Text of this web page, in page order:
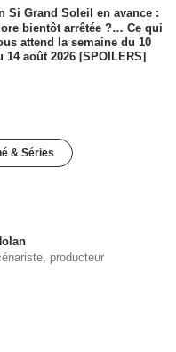
Si Grand Soleil en avance :
bientôt arrêtée ?… Ce qui
attend la semaine du 10
14 août 2026 [SPOILERS]
& Séries
producteur